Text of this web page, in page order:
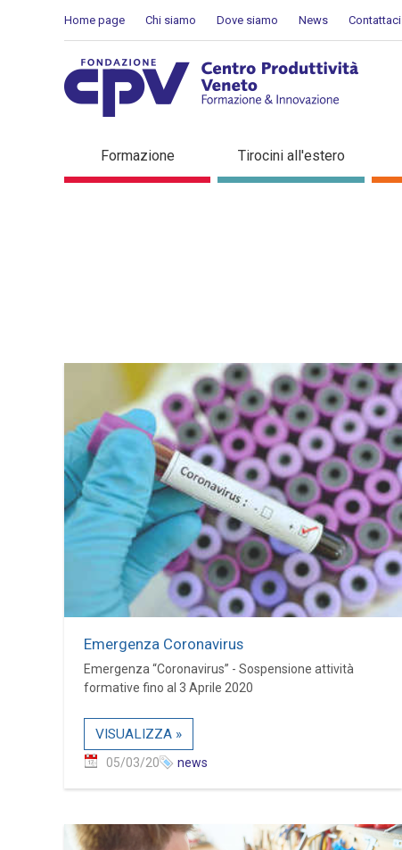
Home page Chi siamo Dove siamo News Contattaci
Dettaglio in evidenza
Formazione Tirocini all'estero
Emergenza Coronavirus
Emergenza “Coronavirus” - Sospensione attività
formative fino al 3 Aprile 2020
VISUALIZZA »
05/03/20 news